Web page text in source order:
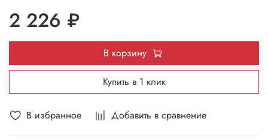
В избранное Добавить в сравнение
2 226 ₽
В корзину
Купить в 1 клик